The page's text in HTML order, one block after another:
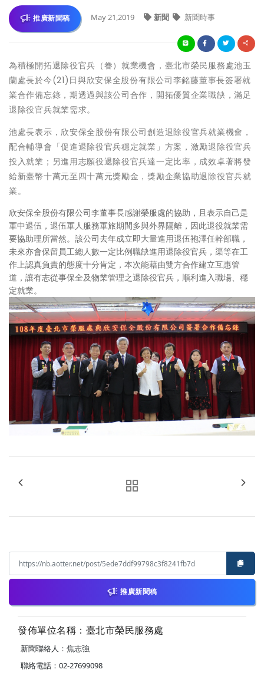
推廣新聞稿 May 21,2019 新聞 新聞時事
為積極開拓退除役官兵（眷）就業機會，臺北市榮民服務處池玉
蘭處長於今(21)日與欣安保全股份有限公司李銘藤董事長簽署就
業合作備忘錄，期透過與該公司合作，開拓優質企業職缺，滿足
退除役官兵就業需求。
池處長表示，欣安保全股份有限公司創造退除役官兵就業機會，
配合輔導會「促進退除役官兵穩定就業」方案，激勵退除役官兵
投入就業；另進用志願役退除役官兵達一定比率，成效卓著將發
給新臺幣十萬元至四十萬元獎勵金，獎勵企業協助退除役官兵就
業。
欣安保全股份有限公司李董事長感謝榮服處的協助，且表示自己是
軍中退伍，退伍軍人服務軍旅期間多與外界隔離，因此退役就業需
要協助理所當然。該公司去年成立即大量進用退伍袍澤任幹部職，
未來亦會保留員工總人數一定比例職缺進用退除役官兵，渠等在工
作上認真負責的態度十分肯定，本次能藉由雙方合作建立互惠管
道，讓有志從事保全及物業管理之退除役官兵，順利進入職場、穩
定就業。
推廣新聞稿
發佈單位名稱：臺北市榮民服務處
新聞聯絡人：焦志強
聯絡電話：02-27699098